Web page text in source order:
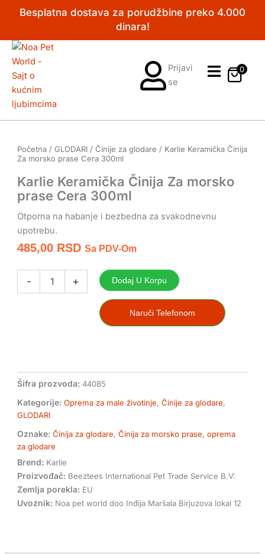
PređiBesplatna dostava za porudžbine preko 4.000
dinara!
Prijavi
se
0
Početna /GLODARI /Činije za glodare / Karlie Keramička Činija
Za morsko prase Cera 300ml
Karlie Keramička Činija Za morsko
prase Cera 300ml
Otporna na habanje i bezbedna za svakodnevnu
upotrebu.
485,00 RSD Sa PDV-Om
- + Dodaj U Korpu
Naruči Telefonom
Šifra prozvoda:44085
Kategorije: Oprema za male životinje,Činije za glodare,
GLODARI
Oznake: Činija za glodare,Činija za morsko prase,oprema
za glodare
Brend: Karlie
Proizvođač: Beeztees International Pet Trade Service B.V:
Zemlja porekla: EU
Uvoznik: Noa pet world doo Inđija Maršala Birjuzova lokal 12